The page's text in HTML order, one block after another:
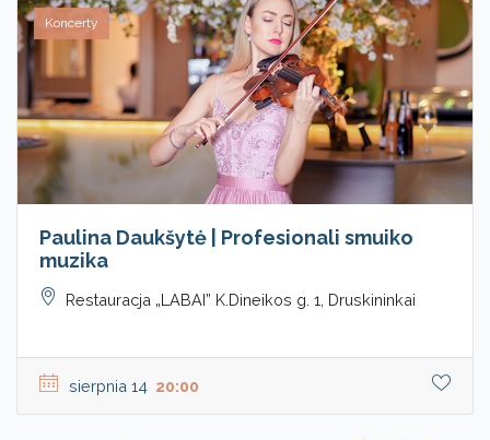
Koncerty
Paulina Daukšytė | Profesionali smuiko
muzika
Restauracja „LABAI” K.Dineikos g. 1, Druskininkai
sierpnia 14 20:00